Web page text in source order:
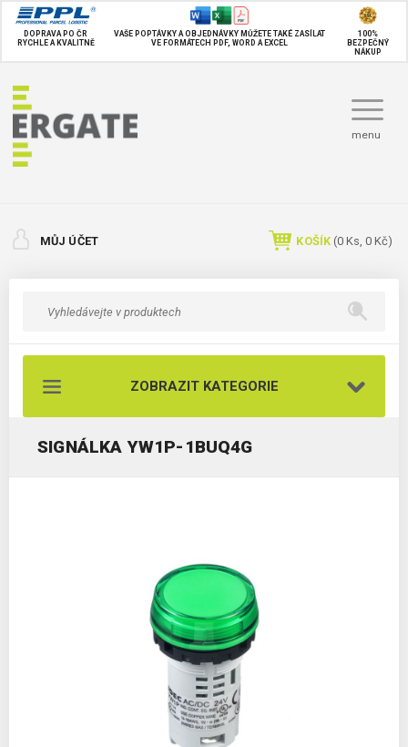
DOPRAVA PO ČR
RYCHLE A KVALITNĚ
VAŠE POPTÁVKY A OBJEDNÁVKY MŮŽETE TAKÉ ZASÍLAT
VE FORMÁTECH PDF, WORD A EXCEL
100%
BEZPEČNÝ
NÁKUP
menu
MŮJ ÚČET KOŠÍK (0 Ks, 0 Kč)
ZOBRAZIT KATEGORIE
SIGNÁLKA YW1P-1BUQ4G